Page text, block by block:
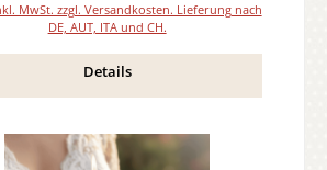
MwSt. zzgl. Versandkosten. Lieferung nach
DE, AUT, ITA und CH.
Details